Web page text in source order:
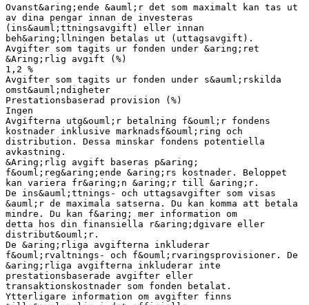
Ovanst&aring;ende &auml;r det som maximalt kan tas ut
av dina pengar innan de investeras
(ins&auml;ttningsavgift) eller innan
beh&aring;llningen betalas ut (uttagsavgift).
Avgifter som tagits ur fonden under &aring;ret
&Aring;rlig avgift (%)
1,2 %
Avgifter som tagits ur fonden under s&auml;rskilda
omst&auml;ndigheter
Prestationsbaserad provision (%)
Ingen
Avgifterna utg&ouml;r betalning f&ouml;r fondens
kostnader inklusive marknadsf&ouml;ring och
distribution. Dessa minskar fondens potentiella
avkastning.
&Aring;rlig avgift baseras p&aring;
f&ouml;reg&aring;ende &aring;rs kostnader. Beloppet
kan variera fr&aring;n &aring;r till &aring;r.
De ins&auml;ttnings- och uttagsavgifter som visas
&auml;r de maximala satserna. Du kan komma att betala
mindre. Du kan f&aring; mer information om
detta hos din finansiella r&aring;dgivare eller
distribut&ouml;r.
De &aring;rliga avgifterna inkluderar
f&ouml;rvaltnings- och f&ouml;rvaringsprovisioner. De
&aring;rliga avgifterna inkluderar inte
prestationsbaserade avgifter eller
transaktionskostnader som fonden betalat.
Ytterligare information om avgifter finns